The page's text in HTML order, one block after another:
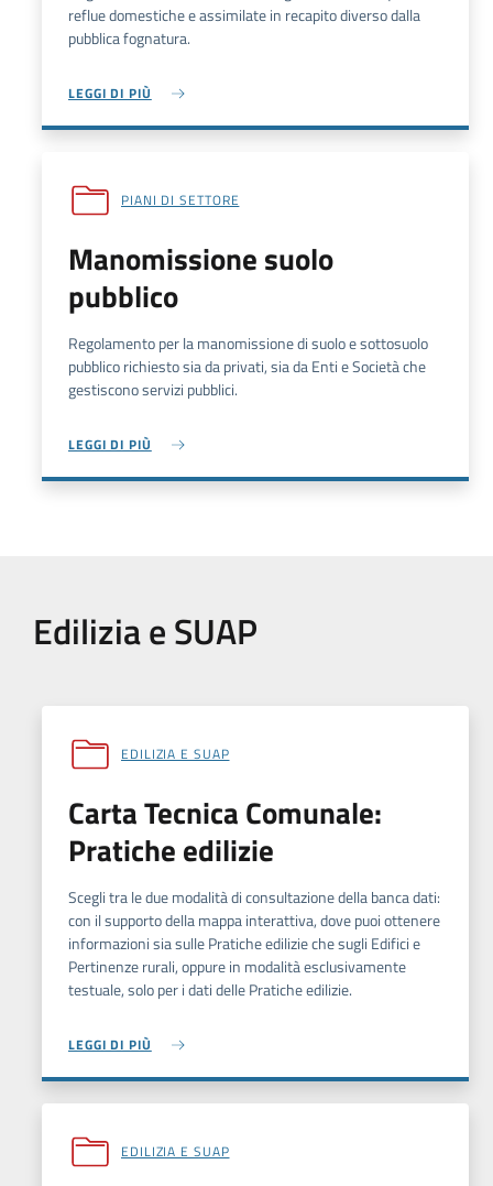
reflue domestiche e assimilate in recapito diverso dalla
pubblica fognatura.
LEGGI DI PIÙ
PIANI DI SETTORE
Manomissione suolo
pubblico
Regolamento per la manomissione di suolo e sottosuolo
pubblico richiesto sia da privati, sia da Enti e Società che
gestiscono servizi pubblici.
LEGGI DI PIÙ
Edilizia e SUAP
EDILIZIA E SUAP
Carta Tecnica Comunale:
Pratiche edilizie
Scegli tra le due modalità di consultazione della banca dati:
con il supporto della mappa interattiva, dove puoi ottenere
informazioni sia sulle Pratiche edilizie che sugli Edifici e
Pertinenze rurali, oppure in modalità esclusivamente
testuale, solo per i dati delle Pratiche edilizie.
LEGGI DI PIÙ
EDILIZIA E SUAP